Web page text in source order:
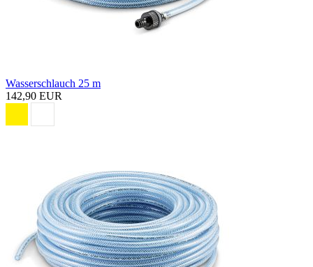
Wasserschlauch 25 m
142,90 EUR